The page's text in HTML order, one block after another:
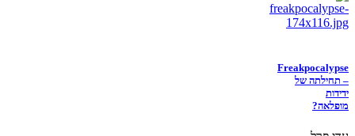
Freakpocalypse
– תחילתה של
ידידות
מופלאה?